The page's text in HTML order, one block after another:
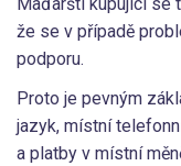
že se v případě
podporu.
Proto je pevným
jazyk, místní
a platby v místní